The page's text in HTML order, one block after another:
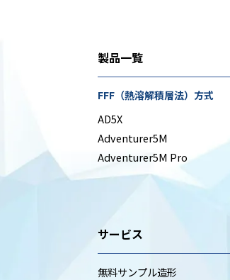
製品一覧
FFF（熱溶解積層法）方式
AD5X
Adventurer5M
Adventurer5M Pro
サービス
無料サンプル造形